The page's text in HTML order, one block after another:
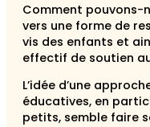
Comment pouvons-
vers une forme de
vis des enfants et
effectif de soutien
L’idée d’une
éducatives, en
petits, semble faire